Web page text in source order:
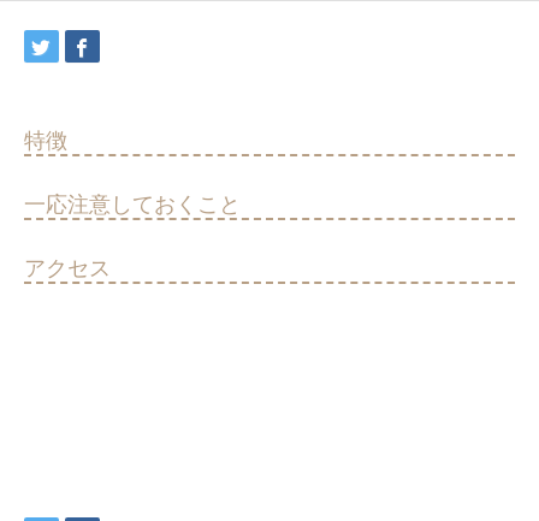
特徴
一応注意しておくこと
アクセス